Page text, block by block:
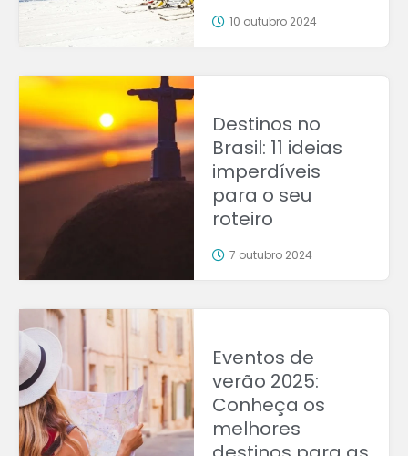
10 outubro 2024
Destinos no
Brasil: 11 ideias
imperdíveis
para o seu
roteiro
7 outubro 2024
Eventos de
verão 2025:
Conheça os
melhores